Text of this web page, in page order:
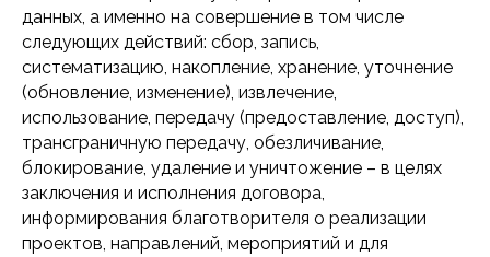
данных, а именно на совершение в том числе
следующих действий: сбор, запись,
систематизацию, накопление, хранение, уточнение
(обновление, изменение), извлечение,
использование, передачу (предоставление, доступ),
трансграничную передачу, обезличивание,
блокирование, удаление и уничтожение – в целях
заключения и исполнения договора,
информирования благотворителя о реализации
проектов, направлений, мероприятий и для
Принимаюусловия обработки
персональных данных
Отправить